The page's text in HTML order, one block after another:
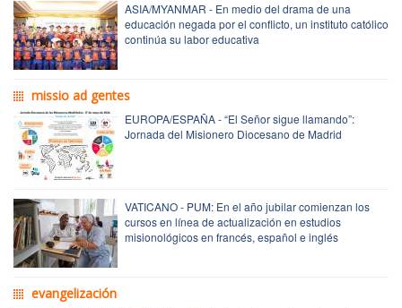
ASIA/MYANMAR - En medio del drama de una
educación negada por el conflicto, un instituto católico
continúa su labor educativa
missio ad gentes
EUROPA/ESPAÑA - “El Señor sigue llamando”:
Jornada del Misionero Diocesano de Madrid
VATICANO - PUM: En el año jubilar comienzan los
cursos en línea de actualización en estudios
misionológicos en francés, español e inglés
evangelización